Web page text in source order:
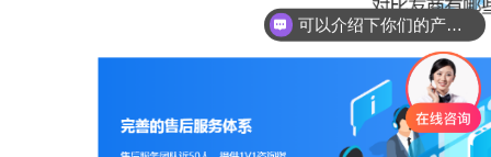
可以介绍下你们的产品么